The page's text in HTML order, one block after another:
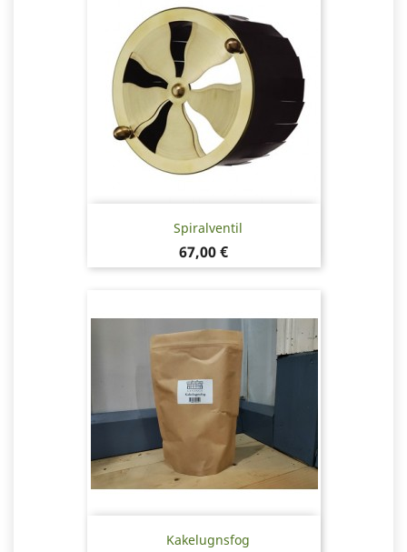
Spiralventil
Pris
67,00 €
Kakelugnsfog